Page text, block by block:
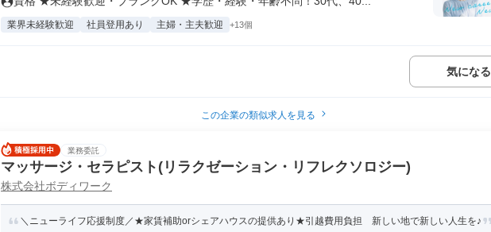
業界未経験歓迎 社員登用あり 主婦・主夫歓迎 +13個
気になる
この企業の類似求人を見る
業務委託
マッサージ・セラピスト(リラクゼーション・リフレクソロジー)
株式会社ボディワーク
＼ニューライフ応援制度／★家賃補助orシェアハウスの提供あり★引越費用負担 新しい地で新しい人生を♪